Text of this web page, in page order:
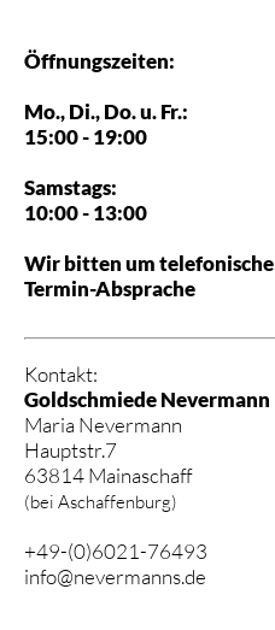
Öffnungszeiten:
Mo., Di., Do. u. Fr.:
15:00 - 19:00
Samstags:
10:00 - 13:00
Wir bitten um telefonische
Termin-Absprache
Kontakt:
Goldschmiede Nevermann
Maria Nevermann
Hauptstr.7
63814 Mainaschaff
(bei Aschaffenburg)
+49-(0)6021-76493
info@nevermanns.de